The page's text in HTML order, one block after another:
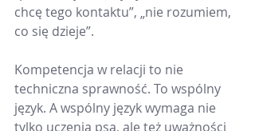
chcę tego kontaktu”, „nie rozumiem,
co się dzieje”.
Kompetencja w relacji to nie
techniczna sprawność. To wspólny
język. A wspólny język wymaga nie
tylko uczenia psa, ale też uważności